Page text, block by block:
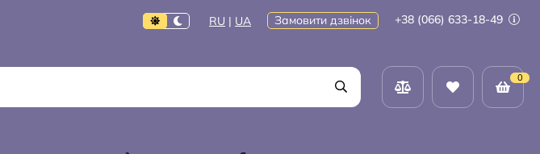
RU | UA Замовити дзвінок +38 (066) 633-18-49
0